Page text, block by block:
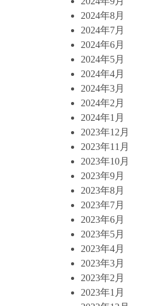
2024年8月
2024年7月
2024年6月
2024年5月
2024年4月
2024年3月
2024年2月
2024年1月
2023年12月
2023年11月
2023年10月
2023年9月
2023年8月
2023年7月
2023年6月
2023年5月
2023年4月
2023年3月
2023年2月
2023年1月